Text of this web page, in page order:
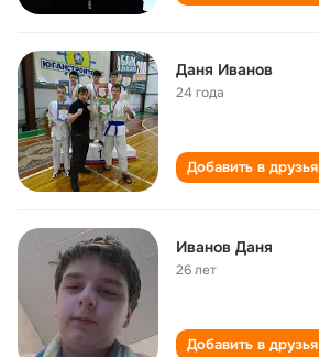
Даня Иванов
24 года
Добавить в друзья
Иванов Даня
26 лет
Добавить в друзья